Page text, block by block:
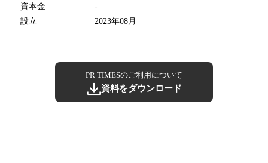
資本金
-
設立
2023年08月
PR TIMESのご利用について
資料をダウンロード